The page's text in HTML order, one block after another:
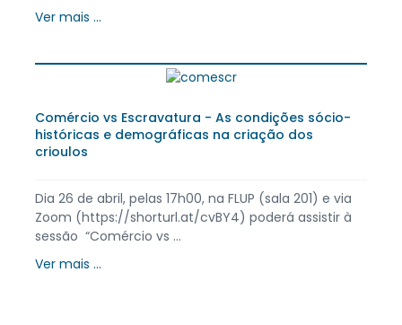
Ver mais ...
Comércio vs Escravatura - As condições sócio-
históricas e demográficas na criação dos
crioulos
Dia 26 de abril, pelas 17h00, na FLUP (sala 201) e via
Zoom (https://shorturl.at/cvBY4) poderá assistir à
sessão “Comércio vs ...
Ver mais ...